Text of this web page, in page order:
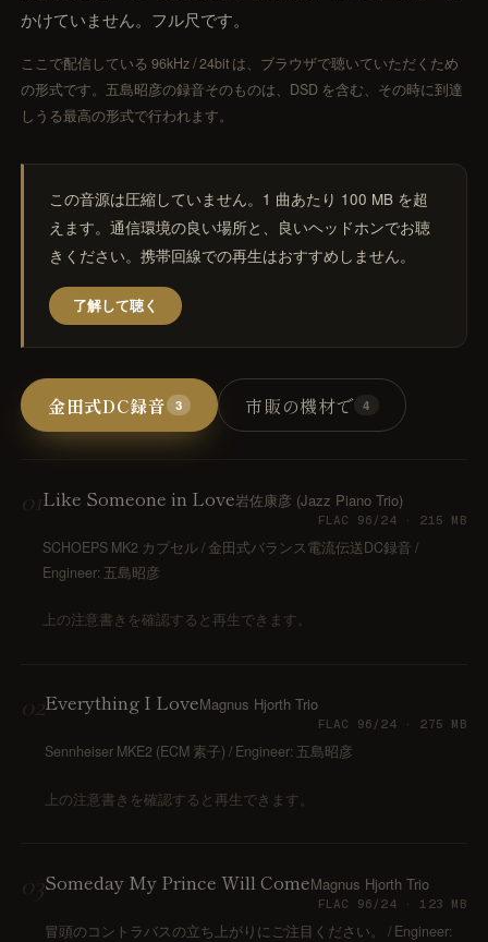
SPATIAL
整合｜スポットを整え、立体音響で書き出
キャプチャー
ムトーン実測｜環境に最適化して自動整音
FIELD
キング一致率｜2D/3D で音場を予測
ANALYZER
8計測
MONTAGE
シックのテイク編集｜いちばん良い部分を
合わせる
別マキシマイザー｜音を大きく、音を変え
PIANO
ルック
変換 (無料)｜ジャケット・サムネイルを規
かけていません。フル尺です。
ここで配信している 96kHz / 24bit は、ブラウザで聴いていただくため
の形式です。五島昭彦の録音そのものは、DSD を含む、その時に到達
しうる最高の形式で行われます。
この音源は圧縮していません。1 曲あたり 100 MB を超
えます。通信環境の良い場所と、良いヘッドホンでお聴
きください。携帯回線での再生はおすすめしません。
了解して聴く
金田式DC録音 3 市販の機材で 4
Like Someone in Love岩佐康彦 (Jazz Piano Trio)
FLAC 96/24 · 215 MB
SCHOEPS MK2 カプセル / 金田式バランス電流伝送DC録音 /
Engineer: 五島昭彦
上の注意書きを確認すると再生できます。
Everything I LoveMagnus Hjorth Trio
FLAC 96/24 · 275 MB
Sennheiser MKE2 (ECM 素子) / Engineer: 五島昭彦
上の注意書きを確認すると再生できます。
Someday My Prince Will ComeMagnus Hjorth Trio
FLAC 96/24 · 123 MB
冒頭のコントラバスの立ち上がりにご注目ください。 / Engineer: